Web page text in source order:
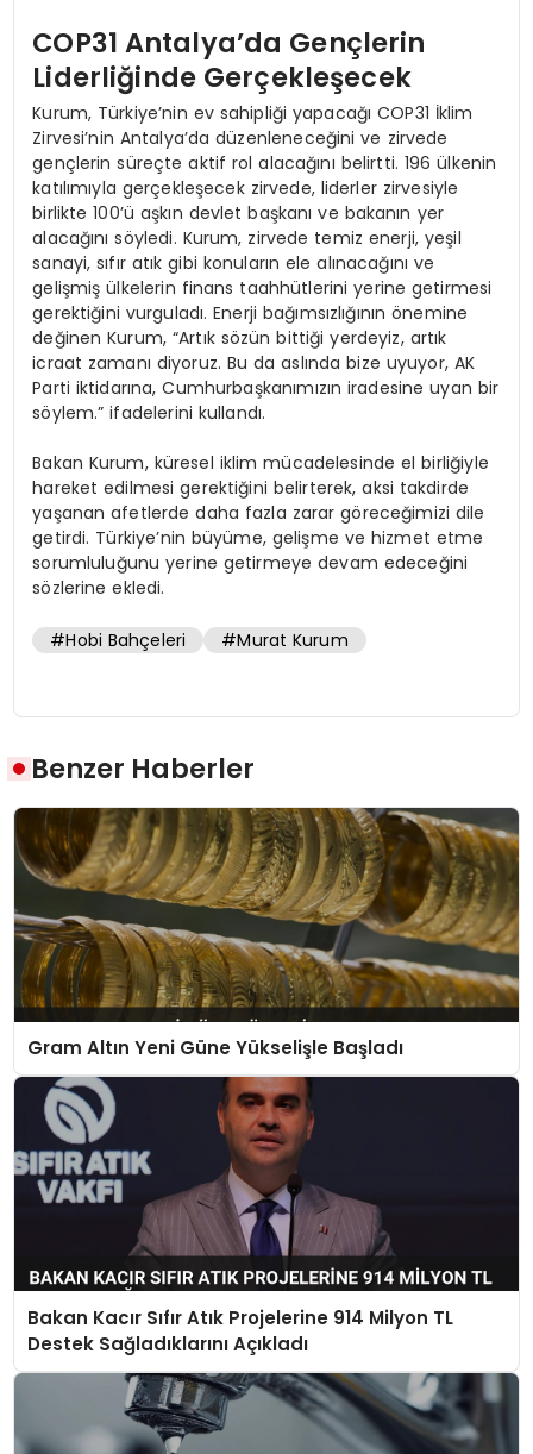
COP31 Antalya’da Gençlerin
Liderliğinde Gerçekleşecek
Kurum, Türkiye’nin ev sahipliği yapacağı COP31 İklim
Zirvesi’nin Antalya’da düzenleneceğini ve zirvede
gençlerin süreçte aktif rol alacağını belirtti. 196 ülkenin
katılımıyla gerçekleşecek zirvede, liderler zirvesiyle
birlikte 100’ü aşkın devlet başkanı ve bakanın yer
alacağını söyledi. Kurum, zirvede temiz enerji, yeşil
sanayi, sıfır atık gibi konuların ele alınacağını ve
gelişmiş ülkelerin finans taahhütlerini yerine getirmesi
gerektiğini vurguladı. Enerji bağımsızlığının önemine
değinen Kurum, “Artık sözün bittiği yerdeyiz, artık
icraat zamanı diyoruz. Bu da aslında bize uyuyor, AK
Parti iktidarına, Cumhurbaşkanımızın iradesine uyan bir
söylem.” ifadelerini kullandı.
Bakan Kurum, küresel iklim mücadelesinde el birliğiyle
hareket edilmesi gerektiğini belirterek, aksi takdirde
yaşanan afetlerde daha fazla zarar göreceğimizi dile
getirdi. Türkiye’nin büyüme, gelişme ve hizmet etme
sorumluluğunu yerine getirmeye devam edeceğini
sözlerine ekledi.
#Hobi Bahçeleri #Murat Kurum
Benzer Haberler
Gram Altın Yeni Güne Yükselişle Başladı
Bakan Kacır Sıfır Atık Projelerine 914 Milyon TL
Destek Sağladıklarını Açıkladı